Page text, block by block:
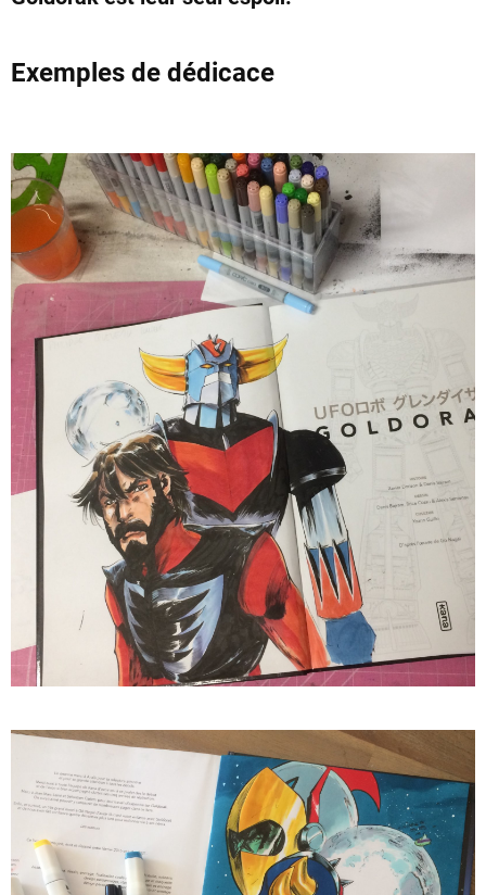
Exemples de dédicace